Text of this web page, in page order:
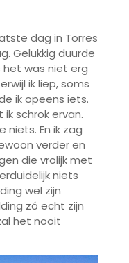
dag in Torres
Gelukkig duurde
het was niet erg
ik liep, soms
ik opeens iets.
schrok ervan.
niets. En ik zag
verder en
die vrolijk met
niets
wel zijn
zó echt zijn
het nooit